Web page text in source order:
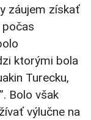
záujem získať
počas
ktorými bola
Turecku,
Bolo však
výlučne na